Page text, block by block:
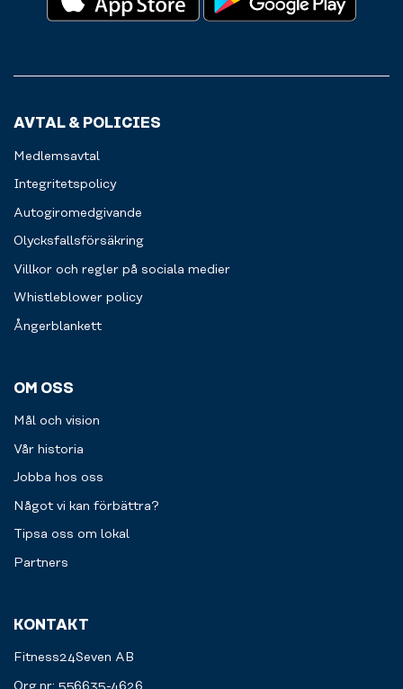
AVTAL & POLICIES
Medlemsavtal
Integritetspolicy
Autogiromedgivande
Olycksfallsförsäkring
Villkor och regler på sociala medier
Whistleblower policy
Ångerblankett
OM OSS
Mål och vision
Vår historia
Jobba hos oss
Något vi kan förbättra?
Tipsa oss om lokal
Partners
KONTAKT
Fitness24Seven AB